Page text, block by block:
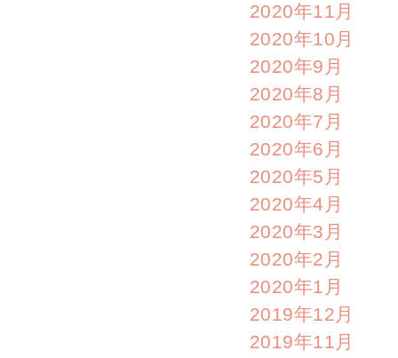
2020年11月
2020年10月
2020年9月
2020年8月
2020年7月
2020年6月
2020年5月
2020年4月
2020年3月
2020年2月
2020年1月
2019年12月
2019年11月